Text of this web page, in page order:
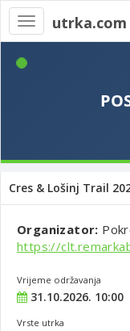
Toggle
navigation
utrka.com
Cres & Lošinj Trail
Organizator:
https://
Vrijeme održavanja
31.10.2026. 10:00
Vrste utrka